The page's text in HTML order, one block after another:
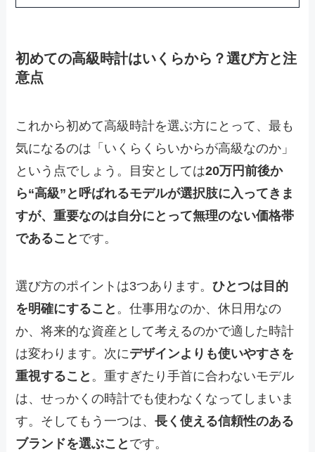
初めての高級時計はいくらから？選び方と注
意点
これから初めて高級時計を選ぶ方にとって、最も
気になるのは「いくらくらいからが高級なのか」
という点でしょう。目安としては20万円前後か
ら“高級”と呼ばれるモデルが選択肢に入ってきま
すが、重要なのは自分にとって無理のない価格帯
であること です。
選び方のポイントは3つあります。ひとつは目的
を明確にすること 。仕事用なのか、休日用なの
か、将来的な資産として考えるのかで適した時計
は変わります。次にデザインよりも使いやすさを
重視すること 。重すぎたり手首に合わないモデル
は、せっかくの時計でも使わなくなってしまいま
す。そしてもう一つは、長く使える信頼性のある
ブランドを選ぶこと です。